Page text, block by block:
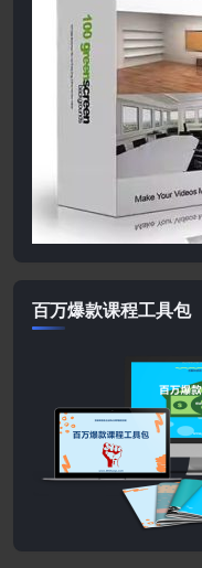
百万爆款课程工具包